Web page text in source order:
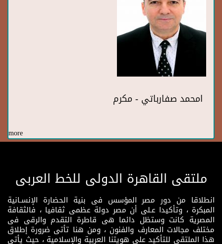
امحمد صفارباتي - مكرم
more
ملتقى القاهرة الدولى للخط العربى
انطلاقا من دور مصر المؤسس فى بنية الحضارة الإنسـانية
المبكرة ، وتأكيدا عـلى أن مصر دولة عظمى ثقافيا ، فالثقافة
المصرية كانت وستظل دائما هى قاطرة التقدم والرقى فى
مختلف مجالات المعارف والفنون ، ومن هنا تأتى ضرورة إطلاق
هذا الملتقى للتأكيد على هويتنا العربية والإسلامية ، حيث يأتى